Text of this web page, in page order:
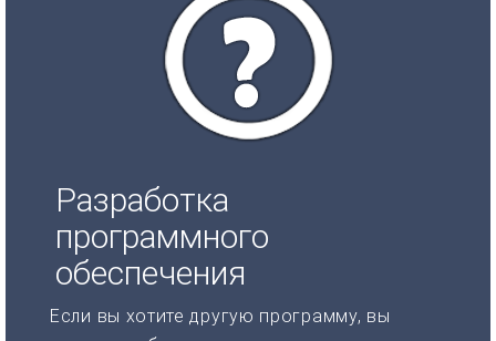
Разработка
программного
обеспечения
Если вы хотите другую программу, вы